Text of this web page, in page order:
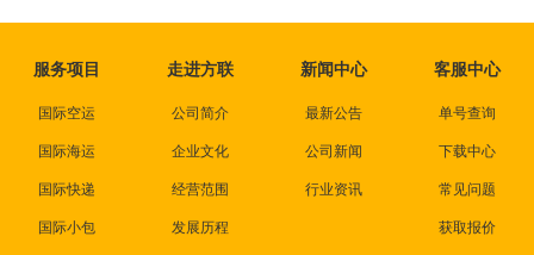
服务项目
国际空运
国际海运
国际快递
国际小包
走进方联
公司简介
企业文化
经营范围
发展历程
新闻中心
最新公告
公司新闻
行业资讯
客服中心
单号查询
下载中心
常见问题
获取报价